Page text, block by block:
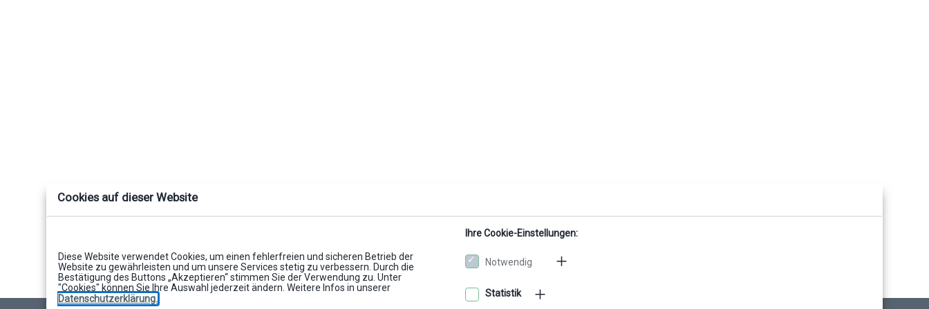
Cookies auf dieser Website
Diese Website verwendet Cookies, um einen fehlerfreien und sicheren Betrieb der
Website zu gewährleisten und um unsere Services stetig zu verbessern. Durch die
Bestätigung des Buttons „Akzeptieren“ stimmen Sie der Verwendung zu. Unter
"Cookies" können Sie Ihre Auswahl jederzeit ändern. Weitere Infos in unserer
Datenschutzerklärung.
Ihre Cookie-Einstellungen:
Notwendig
Statistik